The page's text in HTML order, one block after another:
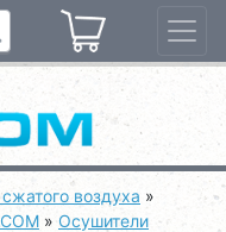
воздуха »
» Осушители